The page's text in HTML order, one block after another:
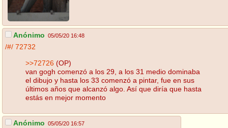
Anónimo 05/05/20 16:48
/#/ 72732
>>72726 (OP)
van gogh comenzó a los 29, a los 31 medio dominaba
el dibujo y hasta los 33 comenzó a pintar, fue en sus
últimos años que alcanzó algo. Así que diría que hasta
estás en mejor momento
Anónimo 05/05/20 16:57